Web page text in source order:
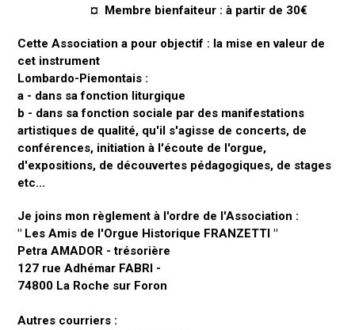
¤ Membre bienfaiteur : à partir de 30€
Cette Association a pour objectif : la mise en valeur de
cet instrument
Lombardo-Piemontais :
a - dans sa fonction liturgique
b - dans sa fonction sociale par des manifestations
artistiques de qualité, qu'il s'agisse de concerts, de
conférences, initiation à l'écoute de l'orgue,
d'expositions, de découvertes pédagogiques, de stages
etc...
Je joins mon règlement à l'ordre de l'Association :
" Les Amis de l'Orgue Historique FRANZETTI "
Petra AMADOR - trésorière
127 rue Adhémar FABRI -
74800 La Roche sur Foron
Autres courriers :